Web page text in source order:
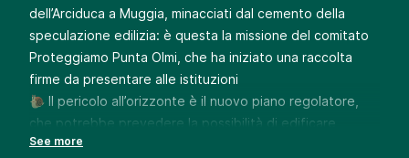
dell’Arciduca a Muggia, minacciati dal cemento della
speculazione edilizia: è questa la missione del comitato
Proteggiamo Punta Olmi, che ha iniziato una raccolta
firme da presentare alle istituzioni
🐌 Il pericolo all’orizzonte è il nuovo piano regolatore,
che potrebbe prevedere la possibilità di edificare
sull'area di 480.000 metri quadri. Per scongiurare questo